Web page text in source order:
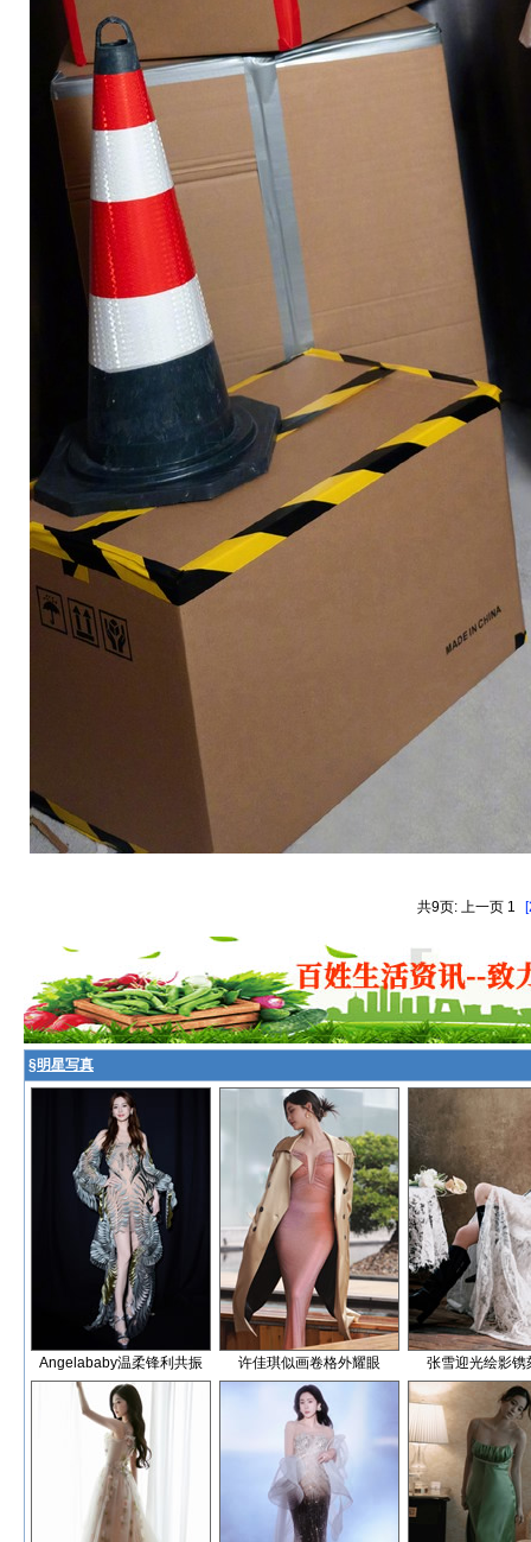
共9页: 上一页 1
§明星写真
Angelababy温柔锋利共振 许佳琪似画卷格外耀眼 张雪迎光绘影镌